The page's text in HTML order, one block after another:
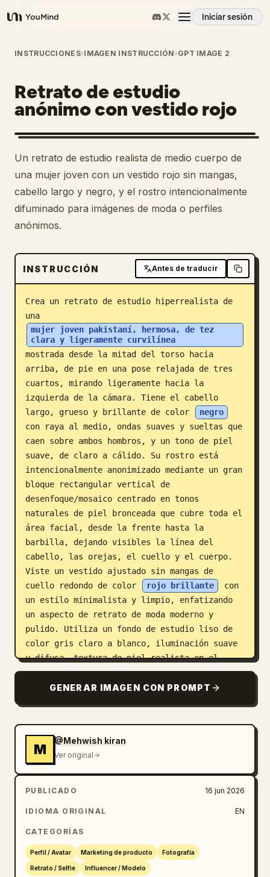
YouMind
Iniciar sesión
Resumen
Casos de uso
Habilidades
Prompts
Precios
Blog
Actualizaciones
INSTRUCCIONES›IMAGEN INSTRUCCIÓN ›GPT IMAGE 2
Retrato de estudio
anónimo con vestido rojo
Un retrato de estudio realista de medio cuerpo de
una mujer joven con un vestido rojo sin mangas,
cabello largo y negro, y el rostro intencionalmente
difuminado para imágenes de moda o perfiles
anónimos.
INSTRUCCIÓN Antes de traducir
Crea un retrato de estudio hiperrealista de
una
mujer joven pakistaní, hermosa, de tez
clara y ligeramente curvilínea
mostrada desde la mitad del torso hacia
arriba, de pie en una pose relajada de tres
cuartos, mirando ligeramente hacia la
izquierda de la cámara. Tiene el cabello
largo, grueso y brillante de color
negro
con raya al medio, ondas suaves y sueltas que
caen sobre ambos hombros, y un tono de piel
suave, de claro a cálido. Su rostro está
intencionalmente anonimizado mediante un gran
bloque rectangular vertical de
desenfoque/mosaico centrado en tonos
naturales de piel bronceada que cubre toda el
área facial, desde la frente hasta la
barbilla, dejando visibles la línea del
cabello, las orejas, el cuello y el cuerpo.
Viste un vestido ajustado sin mangas de
cuello redondo de color
rojo brillante
con
un estilo minimalista y limpio, enfatizando
un aspecto de retrato de moda moderno y
pulido. Utiliza un fondo de estudio liso de
color gris claro a blanco, iluminación suave
y difusa, textura de piel realista en el
cuello y los brazos, detalles nítidos en la
tela, sombras naturales y un acabado de
sin joyas, sin texto visible, sin accesorios
y sin personas adicionales.
GENERAR IMAGEN CON PROMPT
M
@Mehwish kiran
Ver original
PUBLICADO 16 jun 2026
IDIOMA ORIGINAL EN
CATEGORÍAS
Perfil / Avatar Marketing de producto Fotografía
Retrato / Selfie Influencer / Modelo